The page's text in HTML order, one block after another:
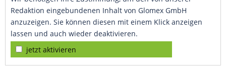
Redaktion eingebundenen Inhalt von Glomex GmbH
anzuzeigen. Sie können diesen mit einem Klick anzeigen
lassen und auch wieder deaktivieren.
jetzt aktivieren